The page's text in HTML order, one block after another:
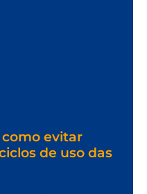
evitar
de uso das